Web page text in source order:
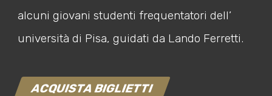
alcuni giovani studenti frequentatori dell’
università di Pisa, guidati da Lando Ferretti.
ACQUISTA BIGLIETTI